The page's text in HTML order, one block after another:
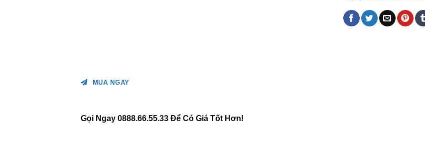
MUA NGAY
Gọi Ngay 0888.66.55.33 Để Có Giá Tốt Hơn!